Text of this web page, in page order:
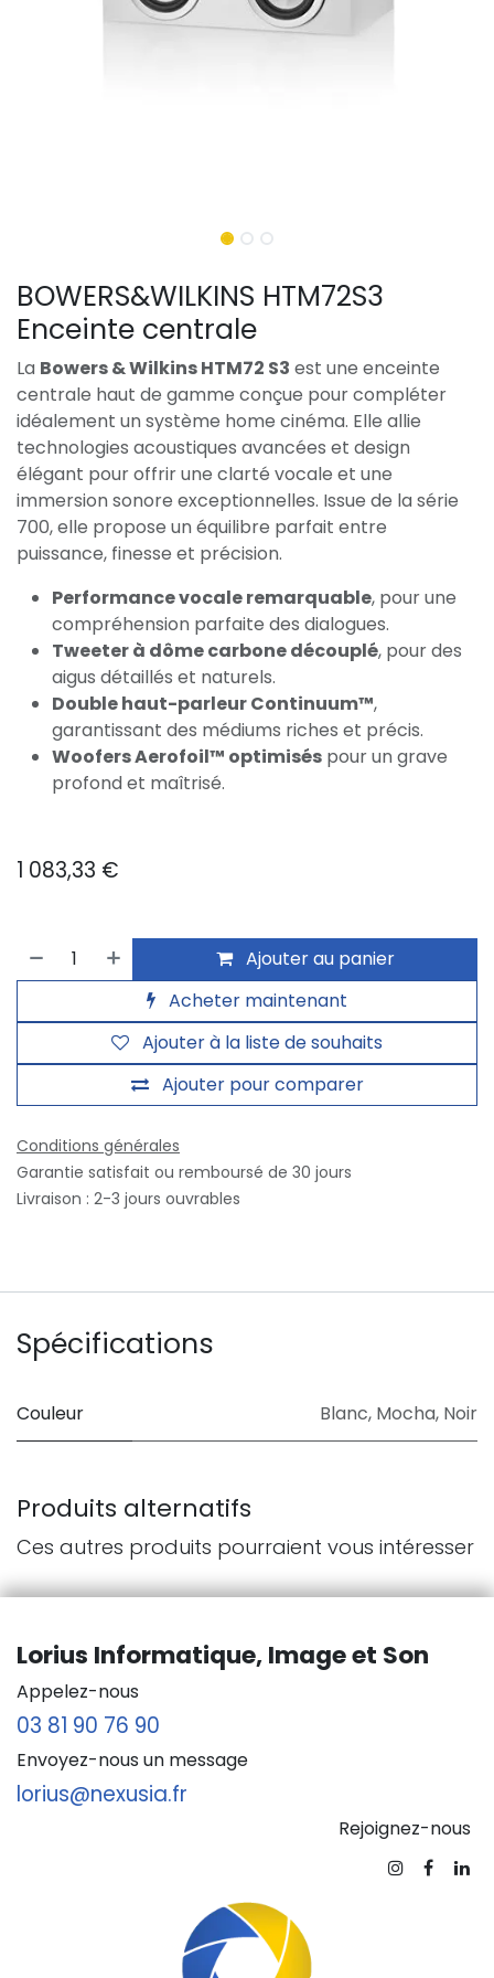
BOWERS&WILKINS HTM72S3
Enceinte centrale
La Bowers & Wilkins HTM72 S3 est une enceinte
centrale haut de gamme conçue pour compléter
idéalement un système home cinéma. Elle allie
technologies acoustiques avancées et design
élégant pour offrir une clarté vocale et une
immersion sonore exceptionnelles. Issue de la série
700, elle propose un équilibre parfait entre
puissance, finesse et précision.
Performance vocale remarquable, pour une
compréhension parfaite des dialogues.
Tweeter à dôme carbone découplé, pour des
aigus détaillés et naturels.
Double haut-parleur Continuum™,
garantissant des médiums riches et précis.
Woofers Aerofoil™ optimisés pour un grave
profond et maîtrisé.
1 083,33 €
Ajouter au panier
Acheter maintenant
Ajouter pour comparer
Ajouter à la liste de souhaits
Conditions générales
Garantie satisfait ou remboursé de 30 jours
Livraison : 2-3 jours ouvrables
Spécifications
Couleur Blanc, Mocha, Noir
Produits alternatifs
Ces autres produits pourraient vous intéresser
Lorius Informatique, Image et Son
Appelez-nous
03 81 90 76 90
Envoyez-nous un message
lorius@nexusia.fr
Rejoignez-nous